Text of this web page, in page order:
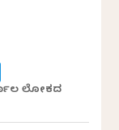
ಲೋಕದ